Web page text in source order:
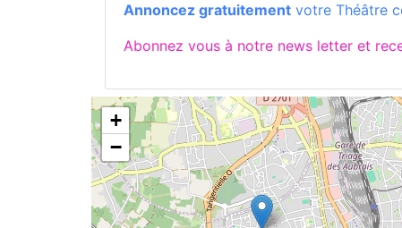
Annoncez gratuitement votre Théâtre
Abonnez vous à notre news letter et
+
−